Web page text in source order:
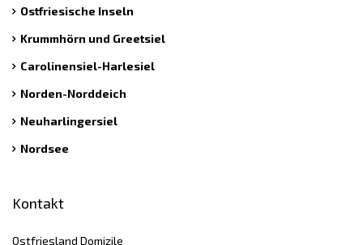
Ostfriesische Inseln
Krummhörn und Greetsiel
Carolinensiel-Harlesiel
Norden-Norddeich
Neuharlingersiel
Nordsee
Kontakt
Ostfriesland Domizile